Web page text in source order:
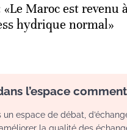
Maroc est revenu
hydrique normal»
l’espace
un espace de débat,
la qualité des